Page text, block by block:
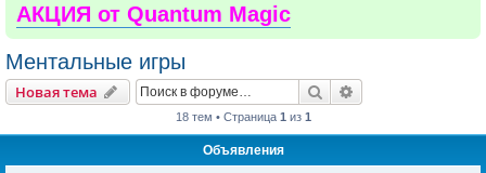
АКЦИЯ от Quantum Magic
Ментальные игры
Новая тема Поиск
18 тем • Страница 1 из 1
Объявления